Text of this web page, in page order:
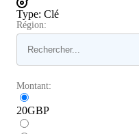
Type: Clé
Région:
Montant:
20GBP